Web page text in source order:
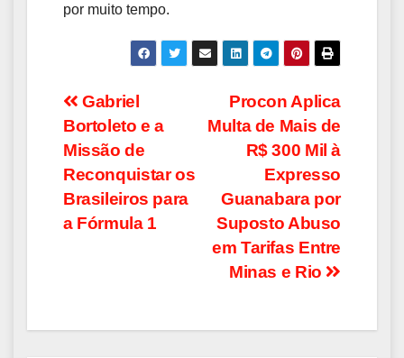
por muito tempo.
Navegação
de
Post
Procon Aplica
Multa de Mais de
R$ 300 Mil à
Expresso
Guanabara por
Suposto Abuso
em Tarifas Entre
Minas e Rio
Gabriel
Bortoleto e a
Missão de
Reconquistar os
Brasileiros para
a Fórmula 1